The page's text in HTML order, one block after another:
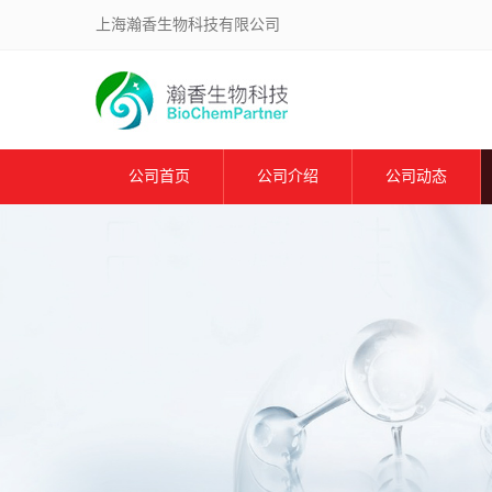
上海瀚香生物科技有限公司
公司首页 公司介绍 公司动态